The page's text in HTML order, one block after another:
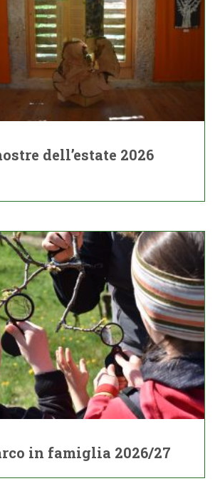
dell’estate 2026
in famiglia 2026/27